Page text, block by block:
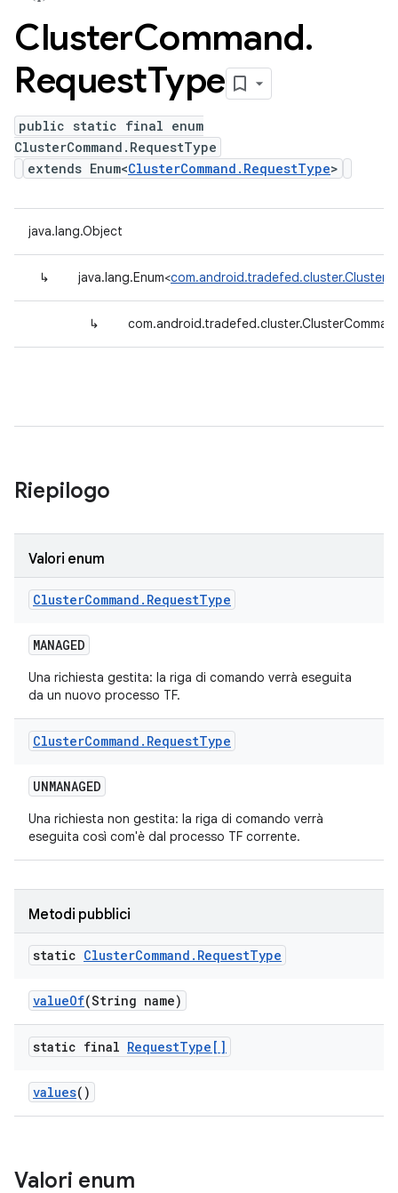
ClusterCommand.
RequestType
public static final enum
ClusterCommand.RequestType
extends Enum<ClusterCommand.RequestType>
java.lang.Object
↳ java.lang.Enum<
↳
Riepilogo
Valori enum
ClusterCommand . RequestType
MANAGED
Una richiesta gestita: la riga di comando verrà eseguita
da un nuovo processo TF.
ClusterCommand . RequestType
UNMANAGED
Una richiesta non gestita: la riga di comando verrà
eseguita così com'è dal processo TF corrente.
Metodi pubblici
static ClusterCommand . RequestType
valueOf(String name)
static final RequestType[]
values()
Valori enum